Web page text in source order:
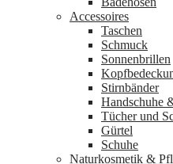
Accessoires
Taschen
Schmuck
Sonnenbrillen
Stirnbänder
Handschuhe
Tücher und
Gürtel
Schuhe
Naturkosmetik &